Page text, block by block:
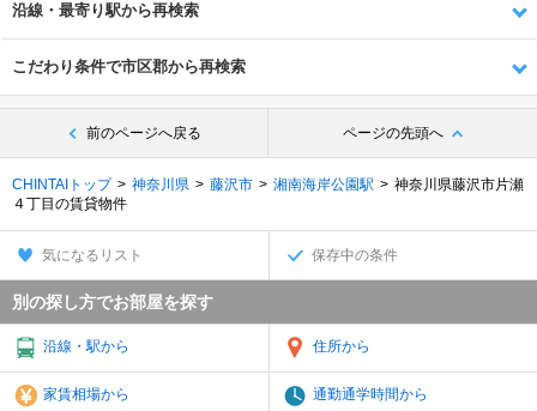
沿線・最寄り駅から再検索
こだわり条件で市区郡から再検索
前のページへ戻る ページの先頭へ
CHINTAIトップ 神奈川県 藤沢市 湘南海岸公園駅
神奈川県藤沢市片瀬
４丁目の賃貸物件
気になるリスト 保存中の条件
別の探し方でお部屋を探す
沿線・駅から 住所から
家賃相場から 通勤通学時間から